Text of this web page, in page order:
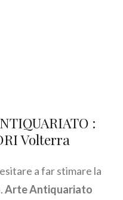
:
Volterra
a far stimare la
Arte Antiquariato